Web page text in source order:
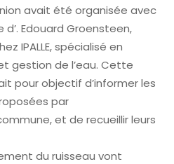
avait été organisée avec
Edouard Groensteen,
IPALLE, spécialisé en
gestion de l’eau. Cette
pour objectif d’informer les
par
et de recueillir leurs
du ruisseau vont